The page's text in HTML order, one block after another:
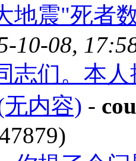
地震"死者
10-08,
志们。本
内容) -